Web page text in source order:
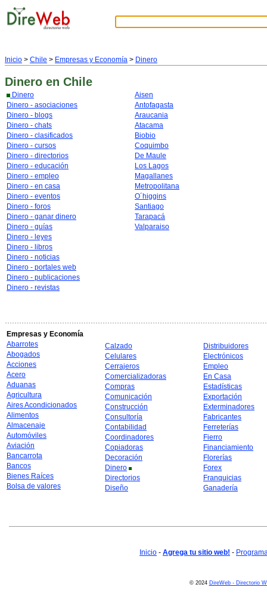
Inicio > Chile > Empresas y Economía > Dinero
Dinero en Chile
Dinero
Dinero - asociaciones
Dinero - blogs
Dinero - chats
Dinero - clasificados
Dinero - cursos
Dinero - directorios
Dinero - educación
Dinero - empleo
Dinero - en casa
Dinero - eventos
Dinero - foros
Dinero - ganar dinero
Dinero - guías
Dinero - leyes
Dinero - libros
Dinero - noticias
Dinero - portales web
Dinero - publicaciones
Dinero - revistas
Aisen
Antofagasta
Araucania
Atacama
Biobio
Coquimbo
De Maule
Los Lagos
Magallanes
Metropolitana
O´higgins
Santiago
Tarapacá
Valparaiso
Empresas y Economía
Abarrotes
Abogados
Acciones
Acero
Aduanas
Agricultura
Aires Acondicionados
Alimentos
Almacenaje
Automóviles
Aviación
Bancarrota
Bancos
Bienes Raíces
Bolsa de valores
Calzado
Celulares
Cerrajeros
Comercializadoras
Compras
Comunicación
Construcción
Consultoría
Contabilidad
Coordinadores
Copiadoras
Decoración
Dinero
Directorios
Diseño
Distribuidores
Electrónicos
Empleo
En Casa
Estadísticas
Exportación
Exterminadores
Fabricantes
Ferreterías
Fierro
Financiamiento
Florerías
Forex
Franquicias
Ganadería
Inicio - Agrega tu sitio web! -
© 2024 DireWeb - Directorio